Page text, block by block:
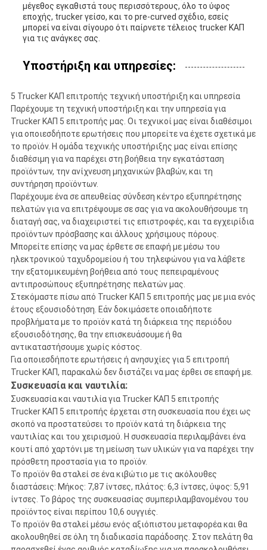
μέγεθος εγκαθιστά τους περισσότερους, όλο το ύφος
εποχής, trucker γείσο, και το pre-curved σχέδιο, εσείς
μπορεί να είναι σίγουρο ότι παίρνετε τέλειος trucker ΚΑΠ
για τις ανάγκες σας.
Υποστήριξη και υπηρεσίες:
5 Trucker ΚΑΠ επιτροπής τεχνική υποστήριξη και υπηρεσία
Παρέχουμε τη τεχνική υποστήριξη και την υπηρεσία για
Trucker ΚΑΠ 5 επιτροπής μας. Οι τεχνικοί μας είναι διαθέσιμοι
για οποιεσδήποτε ερωτήσεις που μπορείτε να έχετε σχετικά με
το προϊόν. Η ομάδα τεχνικής υποστήριξης μας είναι επίσης
διαθέσιμη για να παρέχει στη βοήθεια την εγκατάσταση
προϊόντων, την ανίχνευση μηχανικών βλαβών, και τη
συντήρηση προϊόντων.
Παρέχουμε ένα σε απευθείας σύνδεση κέντρο εξυπηρέτησης
πελατών για να επιτρέψουμε σε σας για να ακολουθήσουμε τη
διαταγή σας, να διαχειριστεί τις επιστροφές, και τα εγχειρίδια
προϊόντων πρόσβασης και άλλους χρήσιμους πόρους.
Μπορείτε επίσης να μας έρθετε σε επαφή με μέσω του
ηλεκτρονικού ταχυδρομείου ή του τηλεφώνου για να λάβετε
την εξατομικευμένη βοήθεια από τους πεπειραμένους
αντιπροσώπους εξυπηρέτησης πελατών μας.
Στεκόμαστε πίσω από Trucker ΚΑΠ 5 επιτροπής μας με μια ενός
έτους εξουσιοδότηση. Εάν δοκιμάσετε οποιαδήποτε
προβλήματα με το προϊόν κατά τη διάρκεια της περιόδου
εξουσιοδότησης, θα την επισκευάσουμε ή θα
αντικαταστήσουμε χωρίς κόστος.
Για οποιεσδήποτε ερωτήσεις ή ανησυχίες για 5 επιτροπή
Trucker ΚΑΠ, παρακαλώ δεν διστάζει να μας έρθει σε επαφή με.
Συσκευασία και ναυτιλία:
Συσκευασία και ναυτιλία για Trucker ΚΑΠ 5 επιτροπής
Trucker ΚΑΠ 5 επιτροπής έρχεται στη συσκευασία που έχει ως
σκοπό να προστατεύσει το προϊόν κατά τη διάρκεια της
ναυτιλίας και του χειρισμού. Η συσκευασία περιλαμβάνει ένα
κουτί από χαρτόνι με τη μείωση των υλικών για να παρέχει την
πρόσθετη προστασία για το προϊόν.
Το προϊόν θα σταλεί σε ένα κιβώτιο με τις ακόλουθες
διαστάσεις: Μήκος: 7,87 ίντσες, πλάτος: 6,3 ίντσες, ύψος: 5,91
ίντσες. Το βάρος της συσκευασίας συμπεριλαμβανομένου του
προϊόντος είναι περίπου 10,6 ουγγιές.
Το προϊόν θα σταλεί μέσω ενός αξιόπιστου μεταφορέα και θα
ακολουθηθεί σε όλη τη διαδικασία παράδοσης. Στον πελάτη θα